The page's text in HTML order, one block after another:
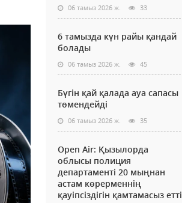
06 тамыз 2026 ж. 33
6 тамызда күн райы қандай
болады
06 тамыз 2026 ж. 45
Бүгін қай қалада ауа сапасы
төмендейді
06 тамыз 2026 ж. 35
Open Air: Қызылорда
облысы полиция
департаменті 20 мыңнан
астам көрерменнің
қауіпсіздігін қамтамасыз етті